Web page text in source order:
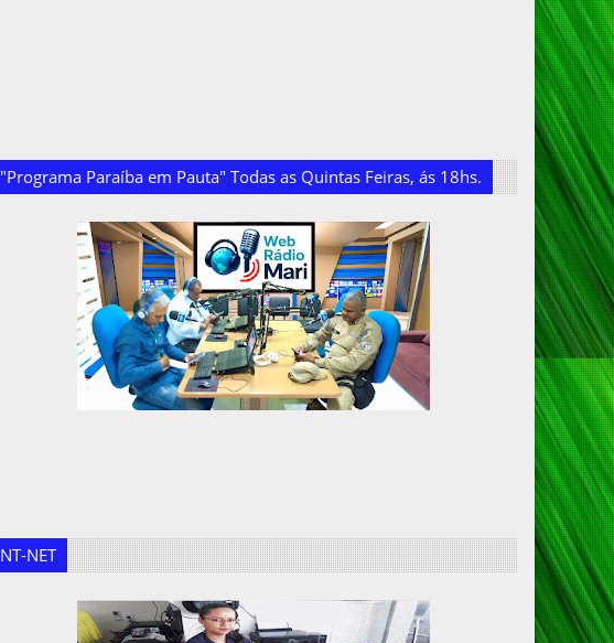
"Programa Paraíba em Pauta" Todas as Quintas Feiras, ás 18hs.
NT-NET